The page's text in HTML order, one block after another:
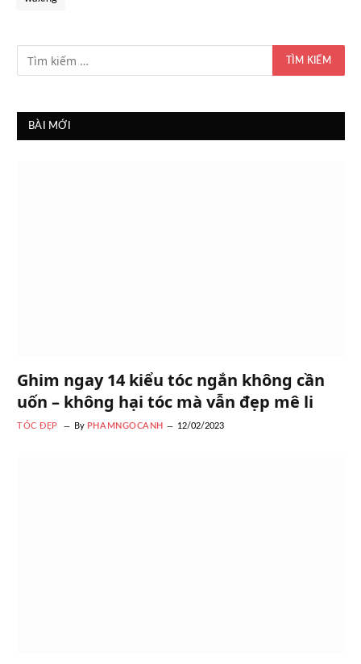
BÀI MỚI
Ghim ngay 14 kiểu tóc ngắn không cần
uốn – không hại tóc mà vẫn đẹp mê li
TÓC ĐẸP By PHAMNGOCANH 12/02/2023